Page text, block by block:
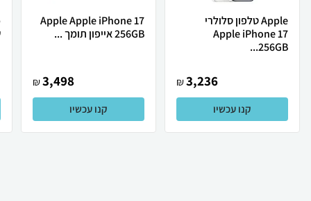
Apple טלפון סלולרי
Apple iPhone 17
256GB...
3,236
₪
קנו עכשיו
Apple Apple iPhone 17
256GB אייפון תומך ...
3,498
₪
קנו עכשיו